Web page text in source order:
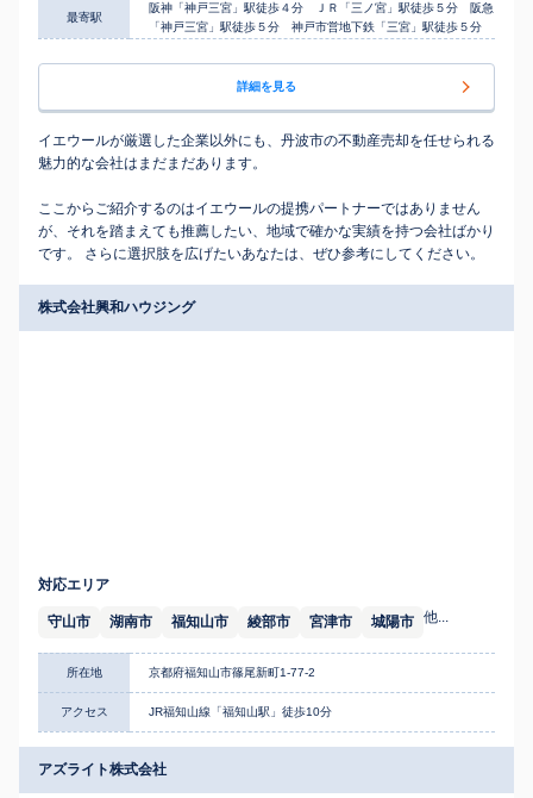
最寄駅
阪神「神戸三宮」駅徒歩４分 ＪＲ「三ノ宮」駅徒歩５分 阪急
「神戸三宮」駅徒歩５分 神戸市営地下鉄「三宮」駅徒歩５分
詳細を見る
イエウールが厳選した企業以外にも、丹波市の不動産売却を任せられる
魅力的な会社はまだまだあります。
ここからご紹介するのはイエウールの提携パートナーではありません
が、それを踏まえても推薦したい、地域で確かな実績を持つ会社ばかり
です。 さらに選択肢を広げたいあなたは、ぜひ参考にしてください。
株式会社興和ハウジング
対応エリア
守山市 湖南市 福知山市 綾部市 宮津市 城陽市 他...
所在地 京都府福知山市篠尾新町1-77-2
アクセス JR福知山線「福知山駅」徒歩10分
アズライト株式会社